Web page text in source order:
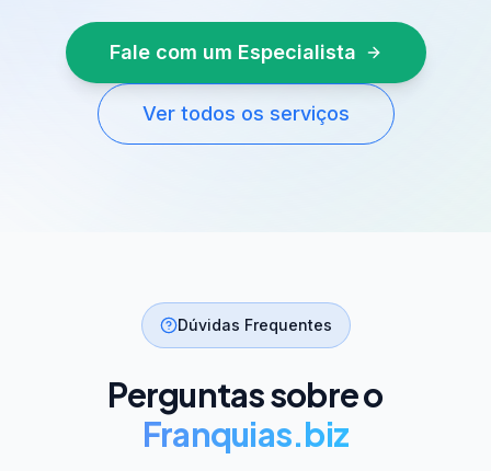
Fale com um Especialista
Ver todos os serviços
Dúvidas Frequentes
Perguntas sobre o
Franquias.biz